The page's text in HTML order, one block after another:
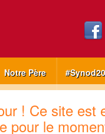
Notre Père
! Ce site est
pour le